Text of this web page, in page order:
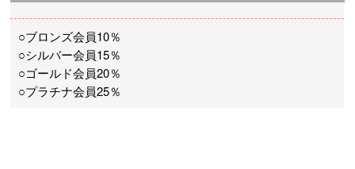
○ブロンズ会員10％
○シルバー会員15％
○ゴールド会員20％
○プラチナ会員25％